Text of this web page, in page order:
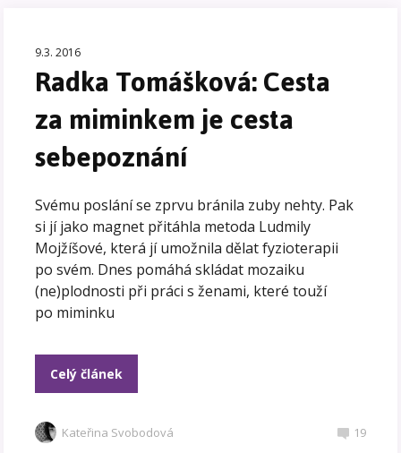
9.3. 2016
Radka Tomášková: Cesta
za miminkem je cesta
sebepoznání
Svému poslání se zprvu bránila zuby nehty. Pak
si jí jako magnet přitáhla metoda Ludmily
Mojžíšové, která jí umožnila dělat fyzioterapii
po svém. Dnes pomáhá skládat mozaiku
(ne)plodnosti při práci s ženami, které touží
po miminku
Celý článek
Kateřina Svobodová 19